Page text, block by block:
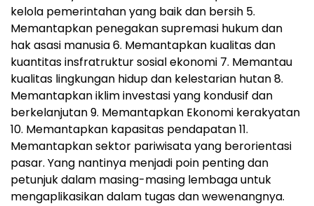
kelola pemerintahan yang baik dan bersih 5.
Memantapkan penegakan supremasi hukum dan
hak asasi manusia 6. Memantapkan kualitas dan
kuantitas insfratruktur sosial ekonomi 7. Memantau
kualitas lingkungan hidup dan kelestarian hutan 8.
Memantapkan iklim investasi yang kondusif dan
berkelanjutan 9. Memantapkan Ekonomi kerakyatan
10. Memantapkan kapasitas pendapatan 11.
Memantapkan sektor pariwisata yang berorientasi
pasar. Yang nantinya menjadi poin penting dan
petunjuk dalam masing-masing lembaga untuk
mengaplikasikan dalam tugas dan wewenangnya.